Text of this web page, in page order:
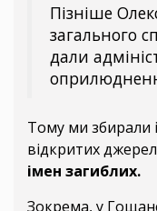
Пізніше
загального
дали
Тому ми збирали
відкритих
імен загиблих.
Зокрема, у